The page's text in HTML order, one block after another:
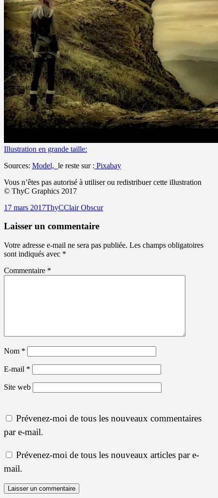
Illustration en grande taille:
Sources: Model, le reste sur : Pixabay
Vous n’êtes pas autorisé à utiliser ou redistribuer cette illustration
© ThyC Graphics 2017
Publié
17 mars 2017Auteur
ThyCCatégories
Clair Obscur
Laisser un commentaire
Votre adresse e-mail ne sera pas publiée. Les champs obligatoires
sont indiqués avec *
Commentaire *
Nom *
E-mail *
Site web
Prévenez-moi de tous les nouveaux commentaires
par e-mail.
Prévenez-moi de tous les nouveaux articles par e-
mail.